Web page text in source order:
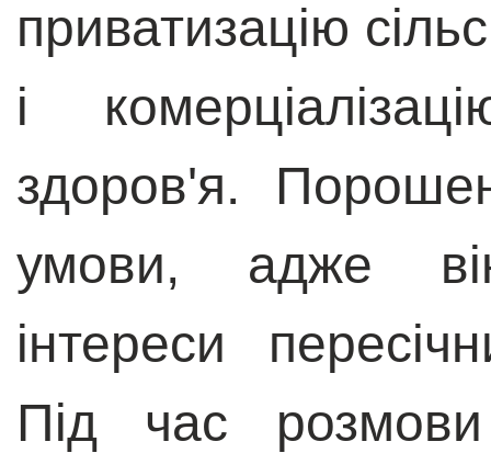
приватизацію
і
здоров'я.
умови, адже
інтереси
Під час